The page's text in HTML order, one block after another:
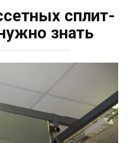
сплит-
знать